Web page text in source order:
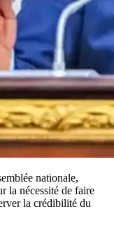
nationale,
la nécessité de faire
la crédibilité du